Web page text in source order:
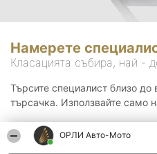
ОРЛИ Aвто-Mото
Намерете
Класацията събира, най -
Търсите специалист близо до
търсачка. Използвайте само